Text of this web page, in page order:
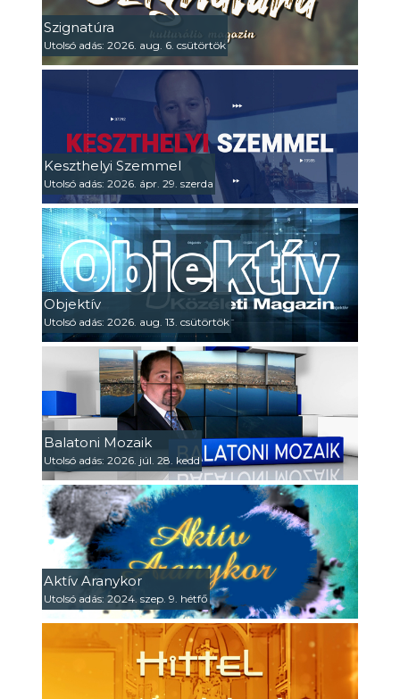
Szignatúra
Utolsó adás: 2026. aug. 6. csütörtök
Keszthelyi Szemmel
Utolsó adás: 2026. ápr. 29. szerda
Objektív
Utolsó adás: 2026. aug. 13. csütörtök
Balatoni Mozaik
Utolsó adás: 2026. júl. 28. kedd
Aktív Aranykor
Utolsó adás: 2024. szep. 9. hétfő